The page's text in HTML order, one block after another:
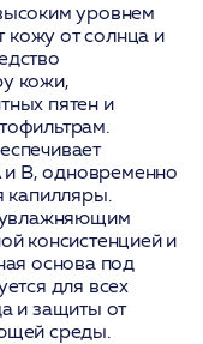
уровнем
от солнца и
кожи,
пятен и
и В, одновременно
капилляры.
увлажняющим
консистенцией и
основа под
для всех
и защиты от
среды.